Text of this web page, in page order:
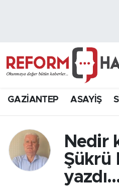
GAZİANTEP ASAYİŞ
Nedir
Şükrü
Hava Durumu
Süper Lig Puan
Tüm Manşetler
Son Dakika Haberleri